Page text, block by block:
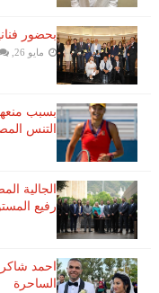
بحضور
مايو 26, 2023
بسبب
التنس​
الجالية
رفيع
احمد
الساحرة